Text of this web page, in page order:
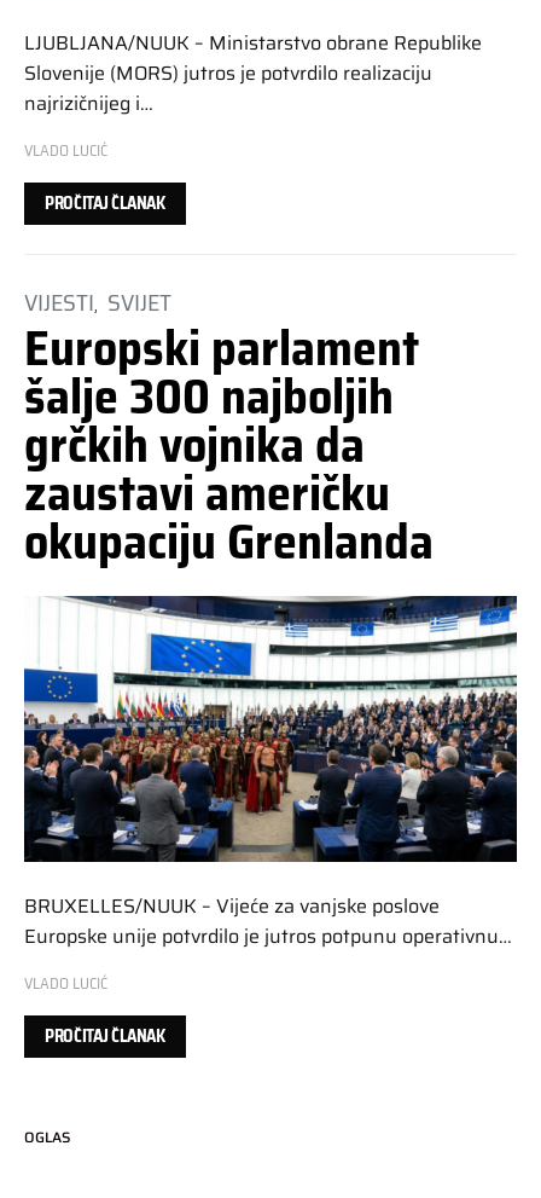
LJUBLJANA/NUUK – Ministarstvo obrane Republike
Slovenije (MORS) jutros je potvrdilo realizaciju
najrizičnijeg i…
VLADO LUCIĆ
PROČITAJ ČLANAK
VIJESTI SVIJET
Europski parlament
šalje 300 najboljih
grčkih vojnika da
zaustavi američku
okupaciju Grenlanda
BRUXELLES/NUUK – Vijeće za vanjske poslove
Europske unije potvrdilo je jutros potpunu operativnu…
VLADO LUCIĆ
PROČITAJ ČLANAK
OGLAS